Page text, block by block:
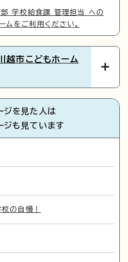
学校給食課 管理担当 への
ムをご利用ください。
越市こどもホーム
ジを見た人は
ジも見ています
の自慢！